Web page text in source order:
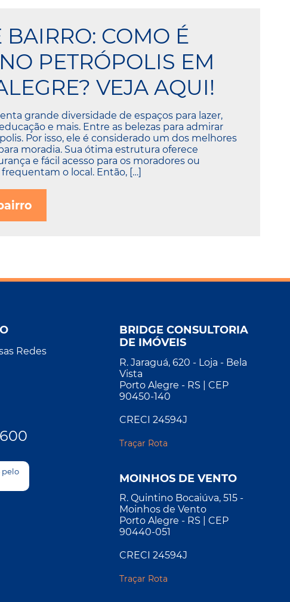
COMO É
PETRÓPOLIS EM
VEJA AQUI!
grande diversidade de espaços para lazer,
e mais. Entre as belezas para admirar
Por isso, ele é considerado um dos melhores
moradia. Sua ótima estrutura oferece
e fácil acesso para os moradores ou
o local. Então, […]
Redes
pelo
BRIDGE CONSULTORIA
DE IMÓVEIS
R. Jaraguá, 620 - Loja - Bela
Vista
Porto Alegre - RS | CEP
90450-140
CRECI 24594J
Traçar Rota
MOINHOS DE VENTO
R. Quintino Bocaiúva, 515 -
Moinhos de Vento
Porto Alegre - RS | CEP
90440-051
CRECI 24594J
Traçar Rota